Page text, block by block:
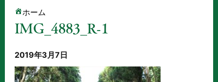
ホーム
IMG_4883_R-1
2019年3月7日